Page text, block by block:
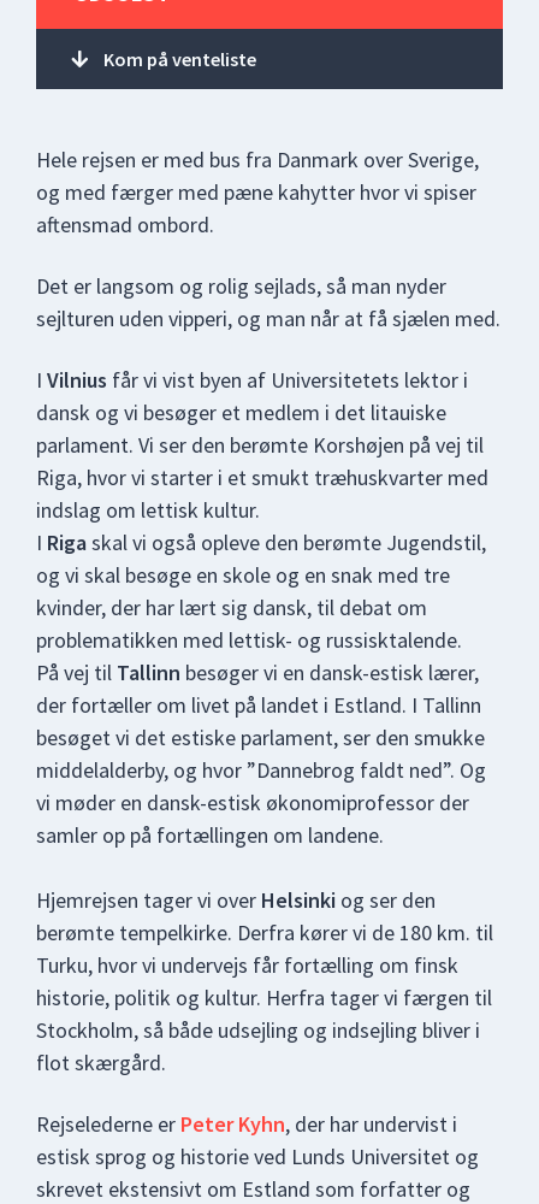
Kom på venteliste
Hele rejsen er med bus fra Danmark over Sverige,
og med færger med pæne kahytter hvor vi spiser
aftensmad ombord.
Det er langsom og rolig sejlads, så man nyder
sejlturen uden vipperi, og man når at få sjælen med.
I Vilnius får vi vist byen af Universitetets lektor i
dansk og vi besøger et medlem i det litauiske
parlament. Vi ser den berømte Korshøjen på vej til
Riga, hvor vi starter i et smukt træhuskvarter med
indslag om lettisk kultur.
I Rigaskal vi også opleve den berømte Jugendstil,
og vi skal besøge en skole og en snak med tre
kvinder, der har lært sig dansk, til debat om
problematikken med lettisk- og russisktalende.
På vej til Tallinn besøger vi en dansk-estisk lærer,
der fortæller om livet på landet i Estland. I Tallinn
besøget vi det estiske parlament, ser den smukke
middelalderby, og hvor ”Dannebrog faldt ned”. Og
vi møder en dansk-estisk økonomiprofessor der
samler op på fortællingen om landene.
Hjemrejsen tager vi over Helsinki og ser den
berømte tempelkirke. Derfra kører vi de 180 km. til
Turku, hvor vi undervejs får fortælling om finsk
historie, politik og kultur. Herfra tager vi færgen til
Stockholm, så både udsejling og indsejling bliver i
flot skærgård.
Rejselederne er Peter Kyhn, der har undervist i
estisk sprog og historie ved Lunds Universitet og
skrevet ekstensivt om Estland som forfatter og